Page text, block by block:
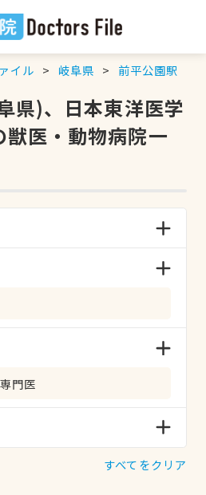
イル 岐阜県 前平公園駅
県)、日本東洋医学
医・動物病院一
門医
すべてをクリア